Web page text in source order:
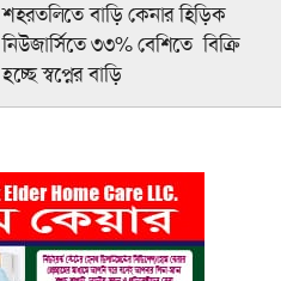
শহরতলিতে বাড়ি কেনার হিড়িক
নিউজার্সিতে ৩৩% বেশিতে বিক্রি
হচ্ছে স্বপ্নের বাড়ি